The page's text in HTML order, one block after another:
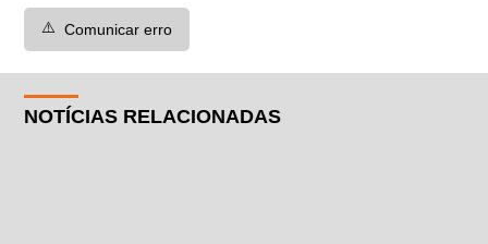
⚠️ Comunicar erro
NOTÍCIAS RELACIONADAS